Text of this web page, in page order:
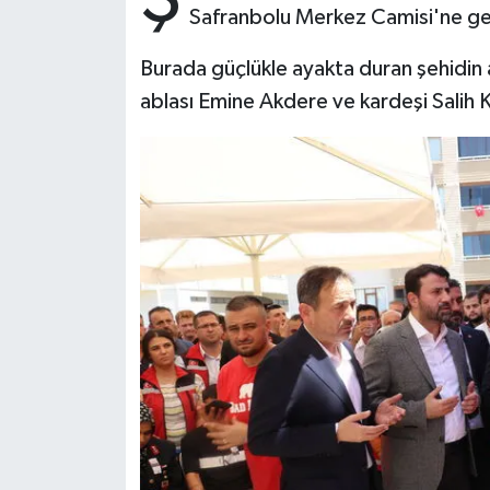
Safranbolu Merkez Camisi'ne
Burada güçlükle ayakta duran
ablası Emine Akdere ve kardeşi
Bolu Müftülüğü
Çanakkale Müftülüğü
Çankırı Müftülüğü
Çorum Müftülüğü
Denizli Müftülüğü
Makaleler
Bilim, Teknoloji
Biyografiler
Diyanet TV